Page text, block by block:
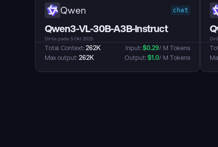
Qwen chat
Qwen3-VL-30B-A3B-Instruct
Dirilis pada: 5 Okt 2025
Total Context: 262K
Max output: 262K
Input: $0.29/ M Tokens
Output: $1.0/ M Tokens